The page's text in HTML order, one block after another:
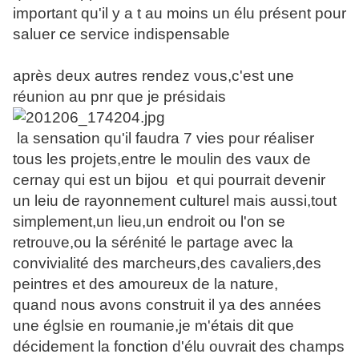
important qu'il y a t au moins un élu présent pour
saluer ce service indispensable
après deux autres rendez vous,c'est une
réunion au pnr que je présidais
la sensation qu'il faudra 7 vies pour réaliser
tous les projets,entre le moulin des vaux de
cernay qui est un bijou et qui pourrait devenir
un leiu de rayonnement culturel mais aussi,tout
simplement,un lieu,un endroit ou l'on se
retrouve,ou la sérénité le partage avec la
convivialité des marcheurs,des cavaliers,des
peintres et des amoureux de la nature,
quand nous avons construit il ya des années
une églsie en roumanie,je m'étais dit que
décidement la fonction d'élu ouvrait des champs